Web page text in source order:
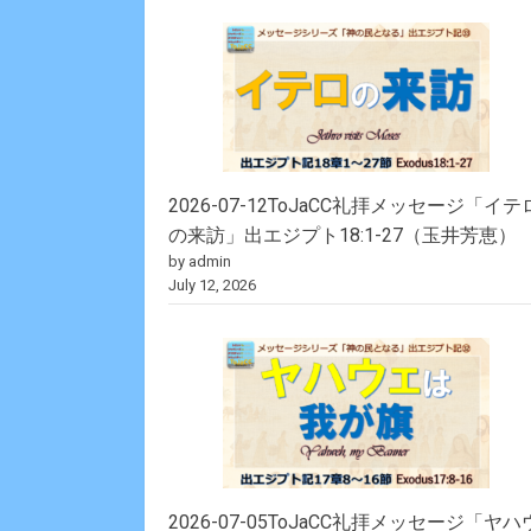
2026-07-12ToJaCC礼拝メッセージ「イテ
の来訪」出エジプト18:1-27（玉井芳恵）
by admin
July 12, 2026
2026-07-05ToJaCC礼拝メッセージ「ヤハ